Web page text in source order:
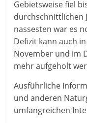
Gebietsweise fiel
durchschnittlichen
nassesten war es
Defizit kann auch
November und im
mehr aufgeholt
Ausführliche
und anderen
umfangreichen